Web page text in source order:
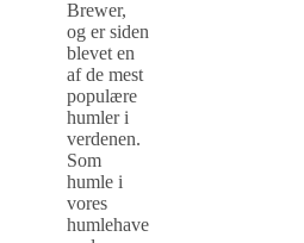
Brewer,
og er siden
blevet en
af de mest
populære
humler i
verdenen.
Som
humle i
vores
humlehave